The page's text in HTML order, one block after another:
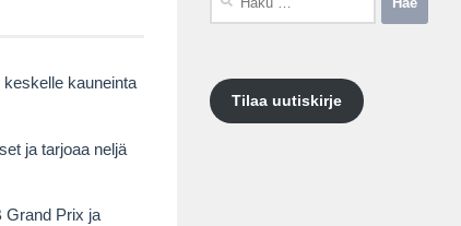
kauneinta
ja tarjoaa neljä
Grand Prix ja
Tilaa uutiskirje